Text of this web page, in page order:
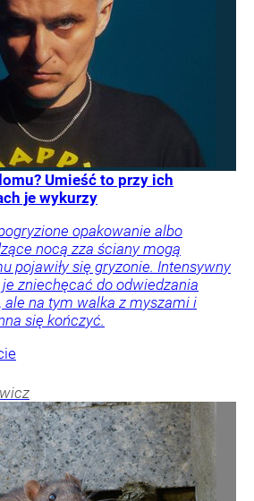
Umieść to przy ich
je wykurzy
opakowanie albo
nocą zza ściany mogą
pojawiły się gryzonie. Intensywny
zniechęcać do odwiedzania
ale na tym walka z myszami i
się kończyć.